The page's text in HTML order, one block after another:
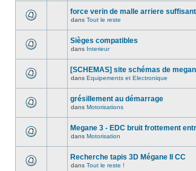
force verin de malle arriere
dans Tout le reste
Sièges compatibles
dans Interieur
[SCHEMAS] site schémas de
dans Equipements et Electronique
grésillement au démarrage
dans Motorisations
Megane 3 - EDC bruit frottement
dans Motorisation
Recherche tapis 3D Mégane II CC
dans Tout le reste !